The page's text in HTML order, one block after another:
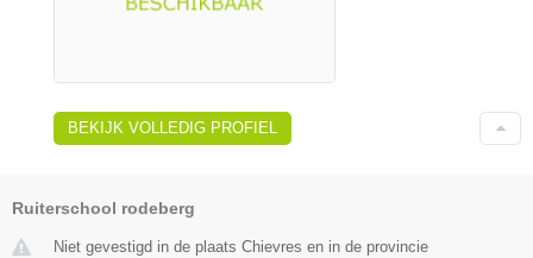
BEKIJK VOLLEDIG PROFIEL
Ruiterschool rodeberg
Niet gevestigd in de plaats Chievres en in de provincie